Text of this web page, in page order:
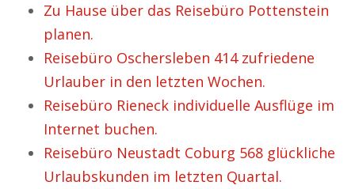
Zu Hause über das Reisebüro Pottenstein
planen.
Reisebüro Oschersleben 414 zufriedene
Urlauber in den letzten Wochen.
Reisebüro Rieneck individuelle Ausflüge im
Internet buchen.
Reisebüro Neustadt Coburg 568 glückliche
Urlaubskunden im letzten Quartal.